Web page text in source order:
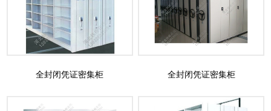
全封闭凭证密集柜 全封闭凭证密集柜